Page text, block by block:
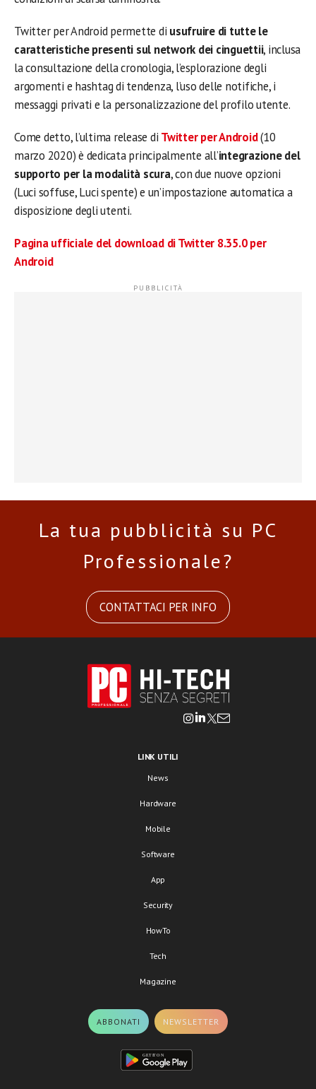
Twitter per Android permette di usufruire di tutte le
caratteristiche presenti sul network dei cinguettii, inclusa
la consultazione della cronologia, l’esplorazione degli
argomenti e hashtag di tendenza, l’uso delle notifiche, i
messaggi privati e la personalizzazione del profilo utente.
Come detto, l’ultima release di Twitter per Android(10
marzo 2020) è dedicata principalmente all’integrazione del
supporto per la modalità scura, con due nuove opzioni
(Luci soffuse, Luci spente) e un’impostazione automatica a
disposizione degli utenti.
Pagina ufficiale del download di Twitter 8.35.0 per
Android
La tua pubblicità su PC
Professionale?
CONTATTACI PER INFO
LINK UTILI
News
Hardware
Mobile
Software
App
Security
HowTo
Tech
Magazine
ABBONATI NEWSLETTER